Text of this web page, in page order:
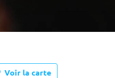
Voir la carte